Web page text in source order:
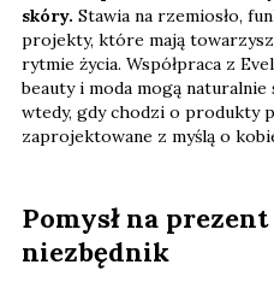
skóry. Stawia na rzemiosło,
projekty, które mają
rytmie życia. Współpraca z
beauty i moda mogą naturalnie
wtedy, gdy chodzi o produkty
zaprojektowane z myślą o
Pomysł na
niezbędnik